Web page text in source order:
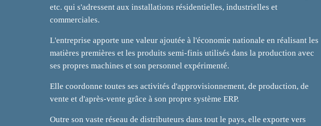
etc. qui s'adressent aux installations résidentielles, industrielles et
commerciales.
L'entreprise apporte une valeur ajoutée à l'économie nationale en réalisant les
matières premières et les produits semi-finis utilisés dans la production avec
ses propres machines et son personnel expérimenté.
Elle coordonne toutes ses activités d'approvisionnement, de production, de
vente et d'après-vente grâce à son propre système ERP.
Outre son vaste réseau de distributeurs dans tout le pays, elle exporte vers